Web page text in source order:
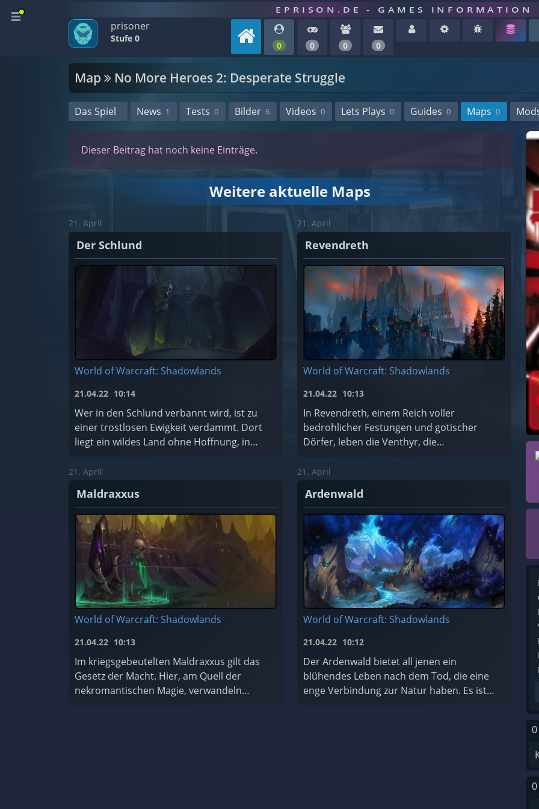
EPRISON.DE - GAMES INFORMATION
prisoner
Stufe 0
0 0 0 0
Map No More Heroes 2: Desperate Struggle
Das Spiel News 1 Tests 0 Bilder 6 Videos 0 Lets Plays 0 Guides 0 Maps 0
Dieser Beitrag hat noch keine Einträge.
Weitere aktuelle Maps
21. April
Der Schlund
World of Warcraft: Shadowlands
21.04.22 10:14
Wer in den Schlund verbannt wird, ist zu
einer trostlosen Ewigkeit verdammt. Dort
liegt ein wildes Land ohne Hoffnung, in
Kosmos für alle Zeiten gefangen sind. Soll
21. April
Revendreth
World of Warcraft: Shadowlands
21.04.22 10:13
In Revendreth, einem Reich voller
bedrohlicher Festungen und gotischer
Dörfer, leben die Venthyr, die
verdammten Seelen für ihre Sünden Buße
21. April
Maldraxxus
World of Warcraft: Shadowlands
21.04.22 10:13
Im kriegsgebeutelten Maldraxxus gilt das
Gesetz der Macht. Hier, am Quell der
nekromantischen Magie, verwandeln
21. April
Ardenwald
World of Warcraft: Shadowlands
21.04.22 10:12
Der Ardenwald bietet all jenen ein
blühendes Leben nach dem Tod, die eine
enge Verbindung zur Natur haben. Es ist